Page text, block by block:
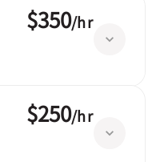
$350/hr
$250/hr